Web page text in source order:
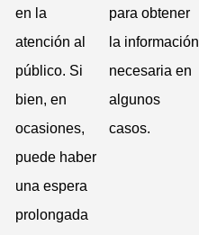
en la
atención al
público. Si
bien, en
ocasiones,
puede haber
una espera
prolongada
para obtener
la información
necesaria en
algunos
casos.